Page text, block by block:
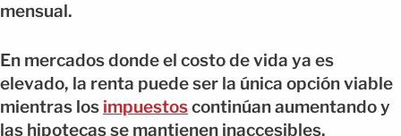
mensual.
En mercados donde el costo de vida ya es
elevado, la renta puede ser la única opción viable
mientras los impuestoscontinúan aumentando y
las hipotecas se mantienen inaccesibles.